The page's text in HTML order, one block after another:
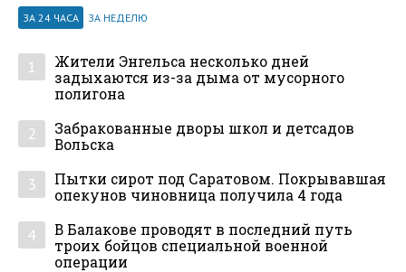
ЗА 24 ЧАСА ЗА НЕДЕЛЮ
1
Жители Энгельса несколько дней
задыхаются из-за дыма от мусорного
полигона
2
Забракованные дворы школ и детсадов
Вольска
3
Пытки сирот под Саратовом. Покрывавшая
опекунов чиновница получила 4 года
4
В Балакове проводят в последний путь
троих бойцов специальной военной
операции